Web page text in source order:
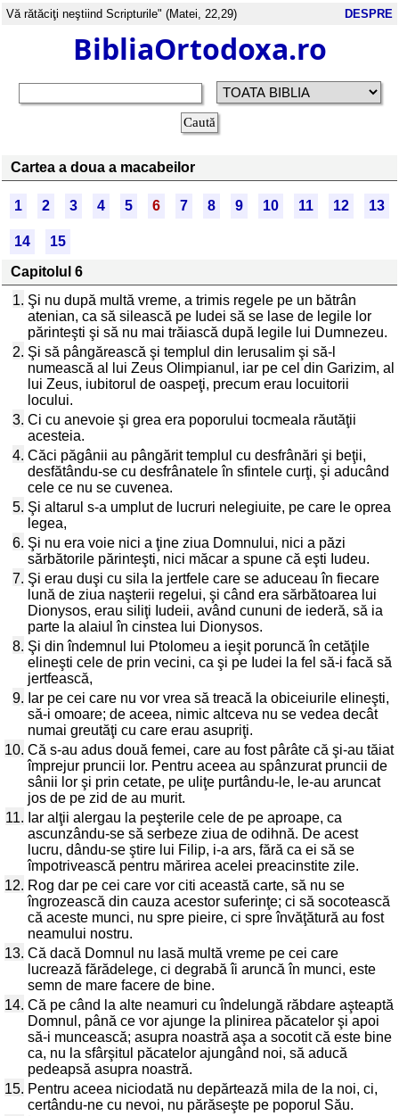
Vă rătăciţi neştiind Scripturile" (Matei, 22,29) DESPRE
BibliaOrtodoxa.ro
Cartea a doua a macabeilor
1 2 3 4 5 6 7 8 9 10 11 12 13
14
15
Capitolul 6
1. Şi nu după multă vreme, a trimis regele pe un bătrân
atenian, ca să silească pe Iudei să se lase de legile lor
părinteşti şi să nu mai trăiască după legile lui Dumnezeu.
2. Şi să pângărească şi templul din Ierusalim şi să-l
numească al lui Zeus Olimpianul, iar pe cel din Garizim, al
lui Zeus, iubitorul de oaspeţi, precum erau locuitorii
locului.
3. Ci cu anevoie şi grea era poporului tocmeala răutăţii
acesteia.
4. Căci păgânii au pângărit templul cu desfrânări şi beţii,
desfătându-se cu desfrânatele în sfintele curţi, şi aducând
cele ce nu se cuvenea.
5. Şi altarul s-a umplut de lucruri nelegiuite, pe care le oprea
legea,
6. Şi nu era voie nici a ţine ziua Domnului, nici a păzi
sărbătorile părinteşti, nici măcar a spune că eşti Iudeu.
7. Şi erau duşi cu sila la jertfele care se aduceau în fiecare
lună de ziua naşterii regelui, şi când era sărbătoarea lui
Dionysos, erau siliţi Iudeii, având cununi de iederă, să ia
parte la alaiul în cinstea lui Dionysos.
8. Şi din îndemnul lui Ptolomeu a ieşit poruncă în cetăţile
elineşti cele de prin vecini, ca şi pe Iudei la fel să-i facă să
jertfească,
9. Iar pe cei care nu vor vrea să treacă la obiceiurile elineşti,
să-i omoare; de aceea, nimic altceva nu se vedea decât
numai greutăţi cu care erau asupriţi.
10. Că s-au adus două femei, care au fost pârâte că şi-au tăiat
împrejur pruncii lor. Pentru aceea au spânzurat pruncii de
sânii lor şi prin cetate, pe uliţe purtându-le, le-au aruncat
jos de pe zid de au murit.
11. Iar alţii alergau la peşterile cele de pe aproape, ca
ascunzându-se să serbeze ziua de odihnă. De acest
lucru, dându-se ştire lui Filip, i-a ars, fără ca ei să se
împotrivească pentru mărirea acelei preacinstite zile.
12. Rog dar pe cei care vor citi această carte, să nu se
îngrozească din cauza acestor suferinţe; ci să socotească
că aceste munci, nu spre pieire, ci spre învăţătură au fost
neamului nostru.
13. Că dacă Domnul nu lasă multă vreme pe cei care
lucrează fărădelege, ci degrabă îi aruncă în munci, este
semn de mare facere de bine.
14. Că pe când la alte neamuri cu îndelungă răbdare aşteaptă
Domnul, până ce vor ajunge la plinirea păcatelor şi apoi
să-i muncească; asupra noastră aşa a socotit că este bine
ca, nu la sfârşitul păcatelor ajungând noi, să aducă
pedeapsă asupra noastră.
15. Pentru aceea niciodată nu depărtează mila de la noi, ci,
certându-ne cu nevoi, nu părăseşte pe poporul Său.